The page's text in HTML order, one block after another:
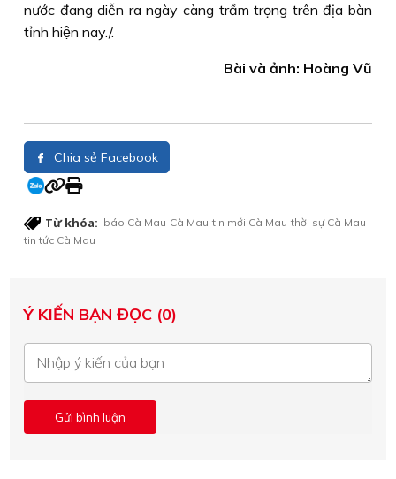
nước đang diễn ra ngày càng trầm trọng trên địa bàn
tỉnh hiện nay./.
Bài và ảnh: Hoàng Vũ
Chia sẻ Facebook
Từ khóa: báo Cà Mau Cà Mau tin mới Cà Mau thời sự Cà Mau
tin tức Cà Mau
Ý KIẾN BẠN ĐỌC (0)